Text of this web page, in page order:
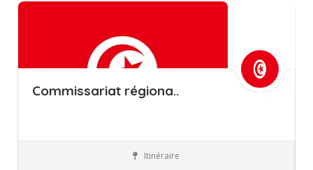
Commissariat régiona..
Commissions régionales de l’éducation
Itinéraire